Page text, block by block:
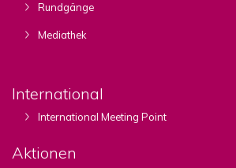
Rundgänge
Mediathek
International
International Meeting Point
Aktionen